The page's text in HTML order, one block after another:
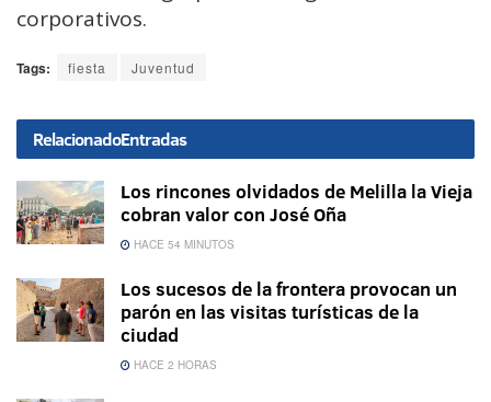
corporativos.
Tags: fiesta Juventud
RelacionadoEntradas
Los rincones olvidados de Melilla la Vieja
cobran valor con José Oña
HACE 54 MINUTOS
Los sucesos de la frontera provocan un
parón en las visitas turísticas de la
ciudad
HACE 2 HORAS